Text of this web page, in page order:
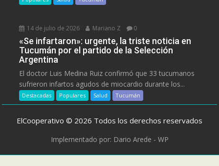
14 de julio de 2026 Mariano Z 0
«Se infartaron»: urgente, la triste noticia en
Tucumán por el partido de la Selección
Argentina
El doctor Luis Medina Ruiz confirmó que 33 tucumanos
sufrieron infartos agudos de miocardio durante los...
Destacadas Populares Salud Tucumán
ElCooperativo © 2026 Todos los derechos reservados